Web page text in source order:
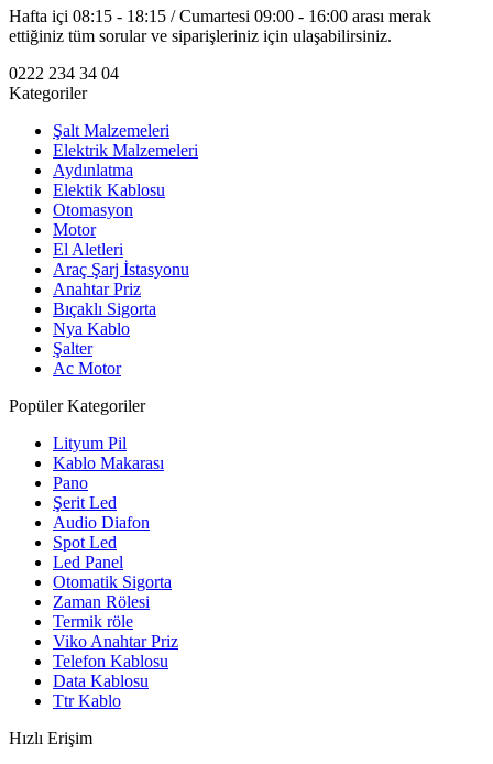
Hafta içi 08:15 - 18:15 / Cumartesi 09:00 - 16:00 arası merak
ettiğiniz tüm sorular ve siparişleriniz için ulaşabilirsiniz.
0222 234 34 04
Kategoriler
Şalt Malzemeleri
Elektrik Malzemeleri
Aydınlatma
Elektik Kablosu
Otomasyon
Motor
El Aletleri
Araç Şarj İstasyonu
Anahtar Priz
Bıçaklı Sigorta
Nya Kablo
Şalter
Ac Motor
Popüler Kategoriler
Lityum Pil
Kablo Makarası
Pano
Şerit Led
Audio Diafon
Spot Led
Led Panel
Otomatik Sigorta
Zaman Rölesi
Termik röle
Viko Anahtar Priz
Telefon Kablosu
Data Kablosu
Ttr Kablo
Hızlı Erişim